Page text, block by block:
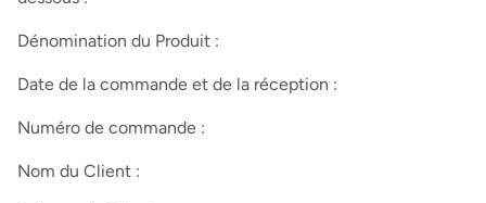
Dénomination du Produit :
Date de la commande et de la réception :
Numéro de commande :
Nom du Client :